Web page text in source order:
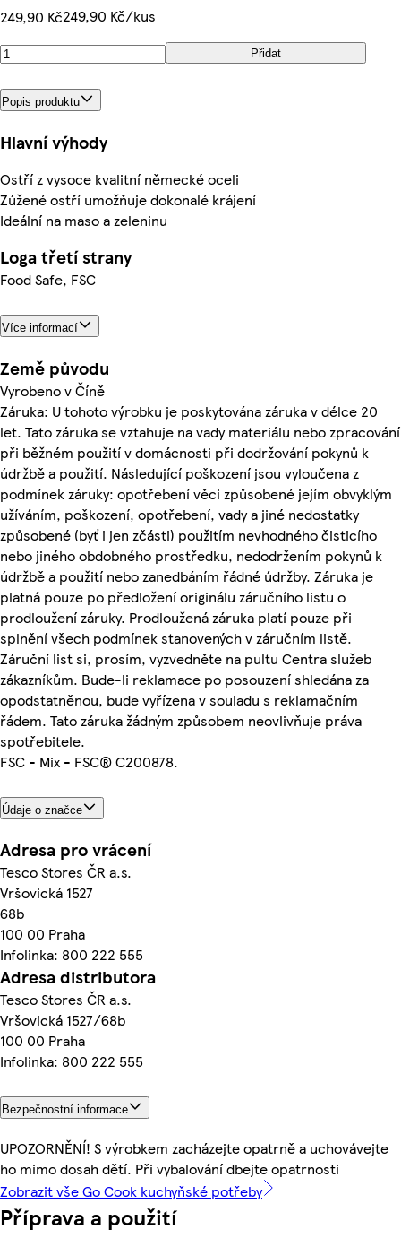
249,90 Kč249,90 Kč/kus
Přidat
Popis produktu
Hlavní výhody
Ostří z vysoce kvalitní německé oceli
Zúžené ostří umožňuje dokonalé krájení
Ideální na maso a zeleninu
Loga třetí strany
Food Safe, FSC
Více informací
Země původu
Vyrobeno v Číně
Záruka: U tohoto výrobku je poskytována záruka v délce 20
let. Tato záruka se vztahuje na vady materiálu nebo zpracování
při běžném použití v domácnosti při dodržování pokynů k
údržbě a použití. Následující poškození jsou vyloučena z
podmínek záruky: opotřebení věci způsobené jejím obvyklým
užíváním, poškození, opotřebení, vady a jiné nedostatky
způsobené (byť i jen zčásti) použitím nevhodného čisticího
nebo jiného obdobného prostředku, nedodržením pokynů k
údržbě a použití nebo zanedbáním řádné údržby. Záruka je
platná pouze po předložení originálu záručního listu o
prodloužení záruky. Prodloužená záruka platí pouze při
splnění všech podmínek stanovených v záručním listě.
Záruční list si, prosím, vyzvedněte na pultu Centra služeb
zákazníkům. Bude-li reklamace po posouzení shledána za
opodstatněnou, bude vyřízena v souladu s reklamačním
řádem. Tato záruka žádným způsobem neovlivňuje práva
spotřebitele.
FSC - Mix - FSC® C200878.
Údaje o značce
Adresa pro vrácení
Tesco Stores ČR a.s.
Vršovická 1527
68b
100 00 Praha
Infolinka: 800 222 555
Adresa distributora
Tesco Stores ČR a.s.
Vršovická 1527/68b
100 00 Praha
Infolinka: 800 222 555
Bezpečnostní informace
UPOZORNĚNÍ! S výrobkem zacházejte opatrně a uchovávejte
ho mimo dosah dětí. Při vybalování dbejte opatrnosti
Zobrazit vše Go Cook kuchyňské potřeby
Příprava a použití